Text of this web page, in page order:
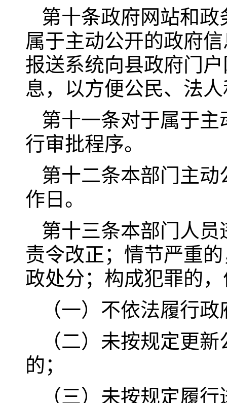
第十条政府网站和
属于主动公开的政府
报送系统向县政府门
息，以方便公民、法
第十一条对于属于
行审批程序。
第十二条本部门主
作日。
第十三条本部门人
责令改正；情节严重
政处分；构成犯罪的
（一）不依法履行
（二）未按规定更
的；
（三）未按规定履